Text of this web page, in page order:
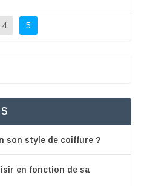
4 5
son style de coiffure ?
en fonction de sa